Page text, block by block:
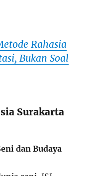
Rahasia
Bukan Soal
Surakarta
dan Budaya